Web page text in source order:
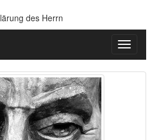
des Herrn
Toggle